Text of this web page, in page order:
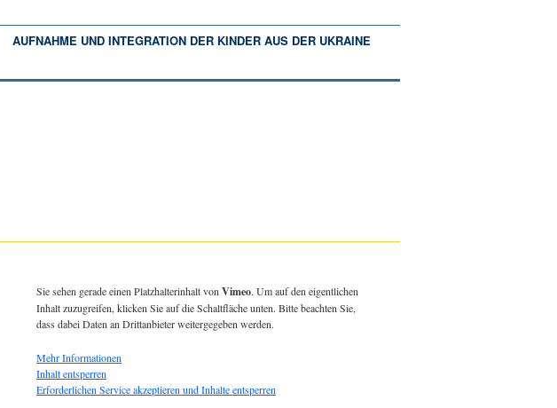
AUFNAHME UND INTEGRATION DER KINDER AUS DER UKRAINE
Sie sehen gerade einen Platzhalterinhalt von Vimeo. Um auf den eigentlichen
Inhalt zuzugreifen, klicken Sie auf die Schaltfläche unten. Bitte beachten Sie,
dass dabei Daten an Drittanbieter weitergegeben werden.
Mehr Informationen
Inhalt entsperren
Erforderlichen Service akzeptieren und Inhalte entsperren